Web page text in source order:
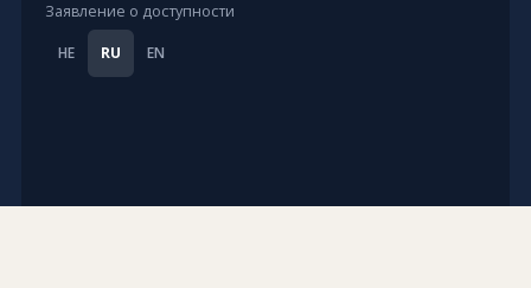
Заявление о доступности
HE RU EN